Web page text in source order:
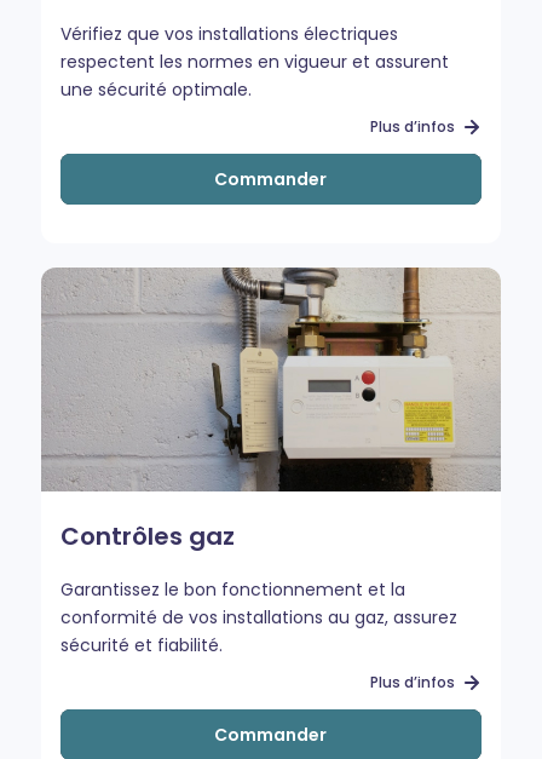
Vérifiez que vos installations électriques
respectent les normes en vigueur et assurent
une sécurité optimale.
Plus d’infos
Commander
Contrôles gaz
Garantissez le bon fonctionnement et la
conformité de vos installations au gaz, assurez
sécurité et fiabilité.
Plus d’infos
Commander